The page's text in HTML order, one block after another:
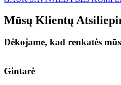
Mūsų Klientų
Dėkojame, kad renkatės
Gintarė